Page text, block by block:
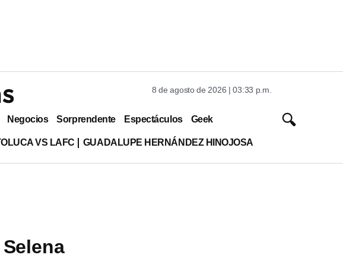
8 de agosto de 2026 | 03:33 p.m.
Negocios Sorprendente Espectáculos Geek
VS LAFC GUADALUPE HERNÁNDEZ HINOJOSA